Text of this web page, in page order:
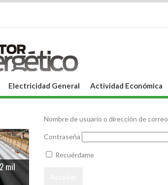
Electricidad General Actividad Económica
Nombre de usuario o dirección de correo
Contraseña
Recuérdame
mil